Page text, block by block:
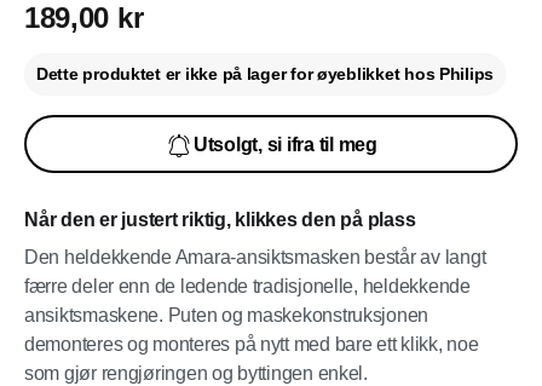
Når den er justert riktig, klikkes den på plass
Den heldekkende Amara-ansiktsmasken består av langt
færre deler enn de ledende tradisjonelle, heldekkende
ansiktsmaskene. Puten og maskekonstruksjonen
demonteres og monteres på nytt med bare ett klikk, noe
som gjør rengjøringen og byttingen enkel.
189,00 kr
Dette produktet er ikke på lager for øyeblikket hos Philips
Utsolgt, si ifra til meg